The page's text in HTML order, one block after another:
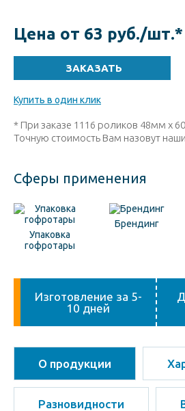
Цена от 63 руб./шт.*
Купить в один клик
* При заказе 1116 роликов 48мм х
Точную стоимость Вам назовут
Сферы применения
Упаковка
гофротары
Брендинг
Изготовление за 5-
10 дней
О продукции
Разновидности